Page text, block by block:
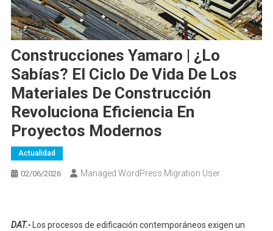
Construcciones Yamaro | ¿Lo
Sabías? El Ciclo De Vida De Los
Materiales De Construcción
Revoluciona Eficiencia En
Proyectos Modernos
Actualidad
02/06/2026 Managed WordPress Migration User
DAT.-Los procesos de edificación contemporáneos exigen un